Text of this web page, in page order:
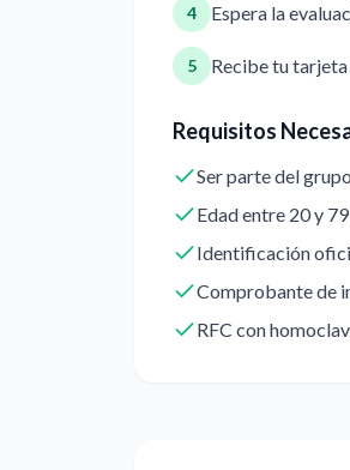
4 Espera la
5 Recibe tu
Requisitos
Ser parte del
Edad entre 20 y
Identificación
Comprobante de
RFC con